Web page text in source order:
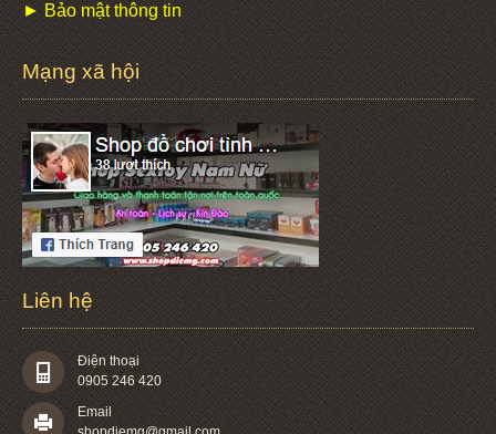
► Bảo mật thông tin
Mạng xã hội
Liên hệ
Điện thoại
0905 246 420
Email